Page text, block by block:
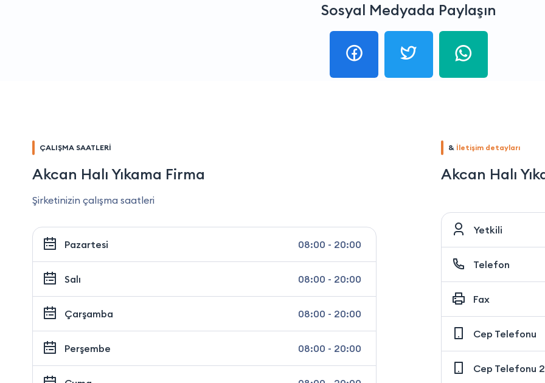
Sosyal Medyada Paylaşın
ÇALIŞMA SAATLERİ
Akcan Halı Yıkama Firma
Şirketinizin çalışma saatleri
Pazartesi 08:00 - 20:00
Salı 08:00 - 20:00
Çarşamba 08:00 - 20:00
Perşembe 08:00 - 20:00
& İletişim detayları
Akcan Halı
Yetkili
Telefon
Fax
Cep Telefonu
Cep Telefonu 2